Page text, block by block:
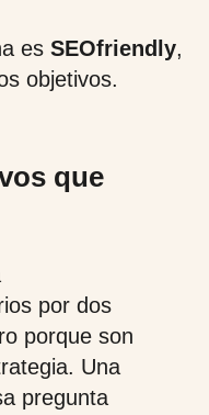
es SEOfriendly,
objetivos.
que
por dos
porque son
Una
pregunta